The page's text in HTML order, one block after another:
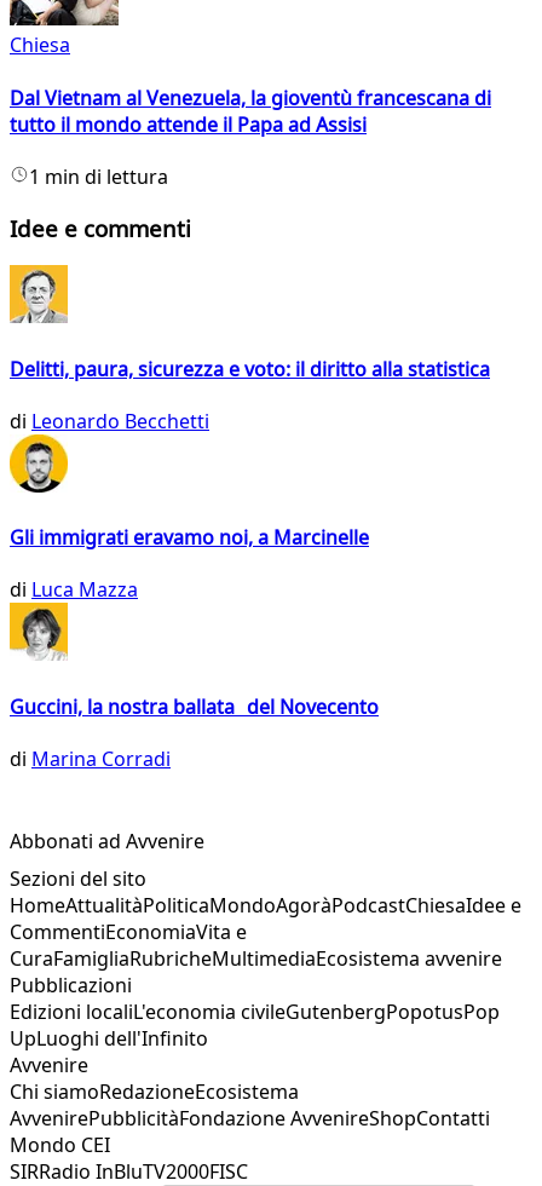
Chiesa
Dal Vietnam al Venezuela, la gioventù francescana di
tutto il mondo attende il Papa ad Assisi
1 min di lettura
Idee e commenti
Delitti, paura, sicurezza e voto: il diritto alla statistica
di Leonardo Becchetti
Gli immigrati eravamo noi, a Marcinelle
di Luca Mazza
Guccini, la nostra ballata del Novecento
di Marina Corradi
Abbonati ad Avvenire
Sezioni del sito
HomeAttualitàPoliticaMondoAgoràPodcastChiesaIdee e
CommentiEconomiaVita e
CuraFamigliaRubricheMultimediaEcosistema avvenire
Pubblicazioni
Edizioni localiL'economia civileGutenbergPopotusPop
UpLuoghi dell'Infinito
Avvenire
Chi siamoRedazioneEcosistema
AvvenirePubblicitàFondazione AvvenireShopContatti
Mondo CEI
SIRRadio InBluTV2000FISC